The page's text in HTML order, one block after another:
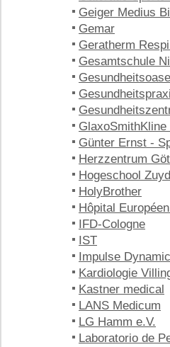
Geiger Medius
Gemar
Geratherm
Gesamtschule
GlaxoSmithKline
Günter Ernst -
Herzzentrum
Hogeschool Zuyd
HolyBrother
Hôpital
IFD-Cologne
IST
Impulse
Kardiologie
Kastner medical
LANS Medicum
LG Hamm e.V.
Laboratorio de